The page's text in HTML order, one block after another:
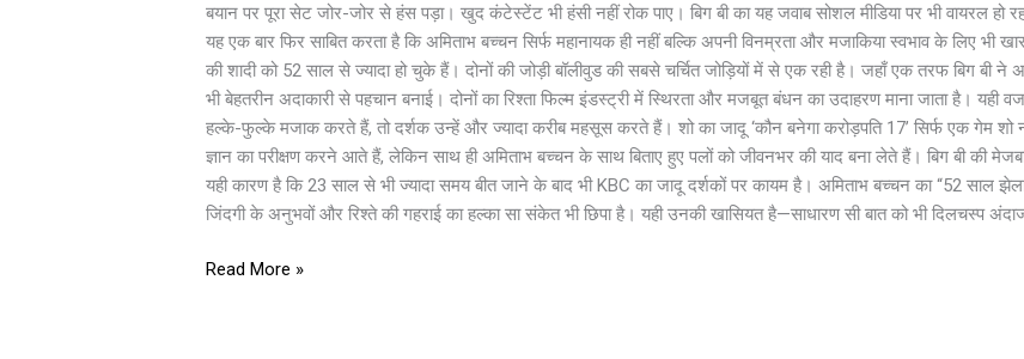
बयान पर पूरा सेट जोर-जोर से हंस पड़ा। खुद कंटेस्टेंट भी हंसी नहीं रोक पाए। बिग बी का यह जवाब सोशल मीडिया पर भी वायरल हो
यह एक बार फिर साबित करता है कि अमिताभ बच्चन सिर्फ महानायक ही नहीं बल्कि अपनी विनम्रता और मजाकिया स्वभाव के लिए
की शादी को 52 साल से ज्यादा हो चुके हैं। दोनों की जोड़ी बॉलीवुड की सबसे चर्चित जोड़ियों में से एक रही है। जहाँ एक तरफ बिग बी
भी बेहतरीन अदाकारी से पहचान बनाई। दोनों का रिश्ता फिल्म इंडस्ट्री में स्थिरता और मजबूत बंधन का उदाहरण माना जाता है।
हल्के-फुल्के मजाक करते हैं, तो दर्शक उन्हें और ज्यादा करीब महसूस करते हैं। शो का जादू ‘कौन बनेगा करोड़पति 17’ सिर्फ एक गेम
ज्ञान का परीक्षण करने आते हैं, लेकिन साथ ही अमिताभ बच्चन के साथ बिताए हुए पलों को जीवनभर की याद बना लेते हैं। बिग बी की
यही कारण है कि 23 साल से भी ज्यादा समय बीत जाने के बाद भी KBC का जादू दर्शकों पर कायम है। अमिताभ बच्चन का “52 साल
जिंदगी के अनुभवों और रिश्ते की गहराई का हल्का सा संकेत भी छिपा है। यही उनकी खासियत है—साधारण सी बात को भी दिलचस्प
बच्चन
का
मजेदार
जवाब
Read More »